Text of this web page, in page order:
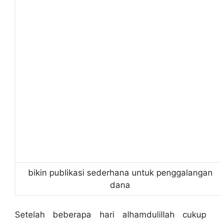
bikin publikasi sederhana untuk penggalangan
dana
Setelah beberapa hari alhamdulillah cukup